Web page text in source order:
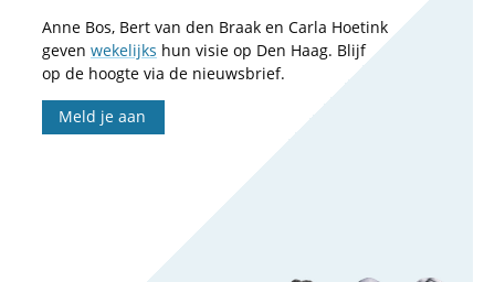
Anne Bos, Bert van den Braak en Carla Hoetink
geven wekelijks hun visie op Den Haag. Blijf
op de hoogte via de nieuwsbrief.
Meld je aan